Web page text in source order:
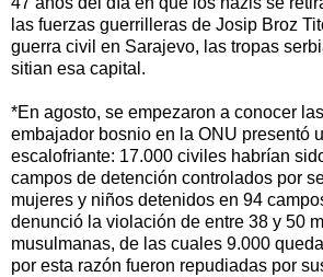
las fuerzas guerrilleras de Josip Broz
guerra civil en Sarajevo, las tropas
sitian esa capital.
*En agosto, se empezaron a conocer
embajador bosnio en la ONU presentó
escalofriante: 17.000 civiles habrían
campos de detención controlados por
mujeres y niños detenidos en 94
denunció la violación de entre 38 y 50
musulmanas, de las cuales 9.000
por esta razón fueron repudiadas por